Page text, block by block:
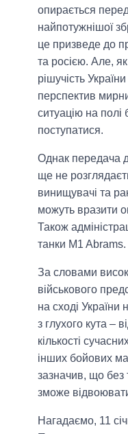
опирається
найпотужнішої
це призведе до
та росією. Але,
рішучість
перспектив
ситуацію на
поступатися.
Однак передача
ще не
винищувачі та
можуть вразити
Також
танки M1 Abrams.
За словами
військового
на сході України
з глухого кута –
кількості
інших бойових
зазначив, що без
зможе відвоювати
Нагадаємо, 11